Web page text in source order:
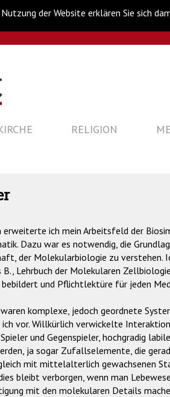
der Website erklären Sie sich
RELIGION
erweiterte ich mein Arbeitsfeld der
Dazu war es notwendig, die
der Molekularbiologie zu verstehen.
B., Lehrbuch der Molekularen
bebildert und Pflichtlektüre für jeden
komplexe, jedoch geordnete
vor. Willkürlich verwickelte
und Gegenspieler, hochgradig
ja sogar Zufallselemente, die
mit mittelalterlich gewachsenen
bleibt verborgen, wenn man
mit den molekularen Details